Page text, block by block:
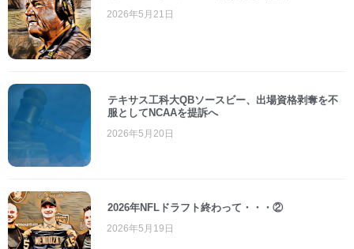
2026年5月21日
テキサス工科大QBソースビー、出場資格剥奪を不
服としてNCAAを提訴へ
2026年5月20日
2026年NFLドラフト終わって・・・②
2026年5月19日